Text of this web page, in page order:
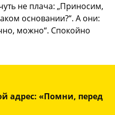
не плача: „Приносим,
основании?“. А они:
можно“. Спокойно
адрес: «Помни, перед